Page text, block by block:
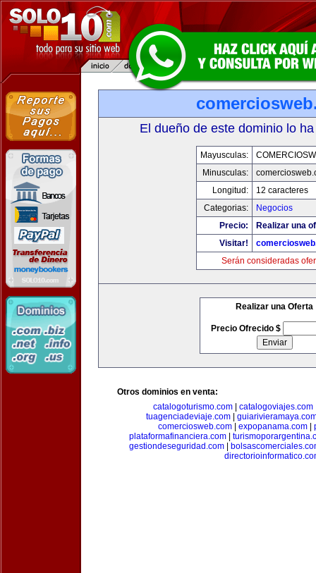
El dueño de este dominio lo
Mayusculas:
Minusculas:
Longitud:
12 caracteres
Categorias:
Negocios
Precio:
Realizar una
Visitar!
Serán consideradas
Realizar una Oferta
Precio Ofrecido $
Otros dominios en venta:
catalogoturismo.com
catalogoviajes.com
tuagenciadeviaje.com|
comerciosweb.com
expopanama.com
plataformafinanciera.com
gestiondeseguridad.com